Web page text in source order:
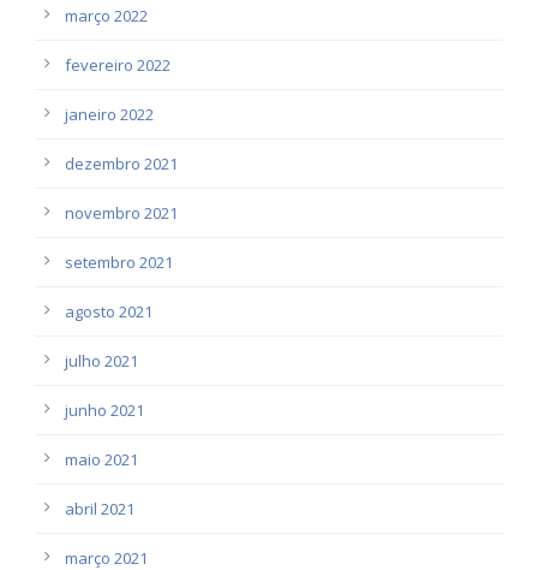
março 2022
fevereiro 2022
janeiro 2022
dezembro 2021
novembro 2021
setembro 2021
agosto 2021
julho 2021
junho 2021
maio 2021
abril 2021
março 2021